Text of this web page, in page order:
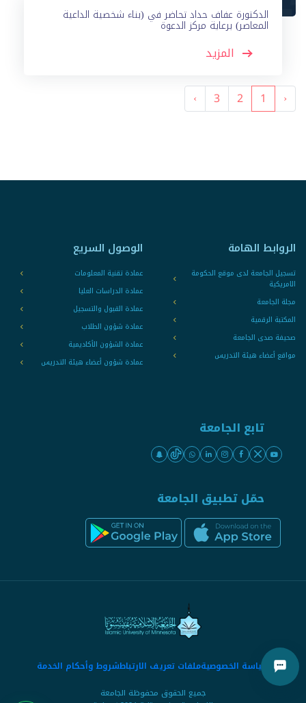
الدكتورة عفاف حداد تحاضر في (بناء شخصية الداعية
المعاصر) برعاية مركز الدعوة
المزيد
‹
1
2
3
›
الروابط الهامة
تسجيل الجامعة لدى موقع الحكومة
الامريكية
مجلة الجامعة
المكتبة الرقمية
صحيفة صدى الجامعة
مواقع أعضاء هيئة التدريس
الوصول السريع
عمادة تقنية المعلومات
عمادة الدراسات العليا
عمادة القبول والتسجيل
عمادة شؤون الطلاب
عمادة الشؤون الأكاديمية
عمادة شؤون أعضاء هيئة التدريس
تابع الجامعة
حمّل تطبيق الجامعة
سياسة الخصوصيةملفات تعريف الارتباطشروط وأحكام الخدمة
جميع الحقوق محفوظة الجامعة